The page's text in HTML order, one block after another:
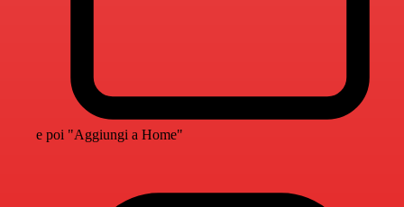
e poi "Aggiungi a Home"